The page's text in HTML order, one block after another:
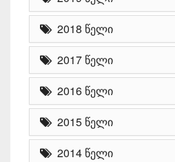
2018 წელი
2017 წელი
2016 წელი
2015 წელი
2014 წელი